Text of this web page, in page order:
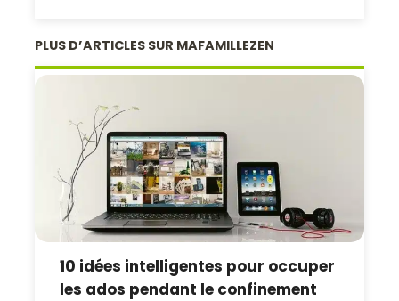
PLUS D’ARTICLES SUR MAFAMILLEZEN
10 idées intelligentes pour occuper
les ados pendant le confinement